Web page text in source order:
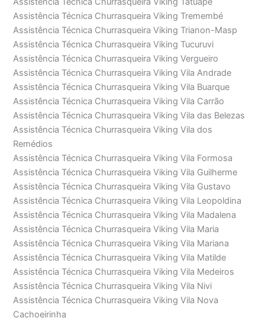
Assistência Técnica Churrasqueira Viking Tremembé
Assistência Técnica Churrasqueira Viking Trianon-Masp
Assistência Técnica Churrasqueira Viking Tucuruvi
Assistência Técnica Churrasqueira Viking Vergueiro
Assistência Técnica Churrasqueira Viking Vila Andrade
Assistência Técnica Churrasqueira Viking Vila Buarque
Assistência Técnica Churrasqueira Viking Vila Carrão
Assistência Técnica Churrasqueira Viking Vila das Belezas
Assistência Técnica Churrasqueira Viking Vila dos
Remédios
Assistência Técnica Churrasqueira Viking Vila Formosa
Assistência Técnica Churrasqueira Viking Vila Guilherme
Assistência Técnica Churrasqueira Viking Vila Gustavo
Assistência Técnica Churrasqueira Viking Vila Leopoldina
Assistência Técnica Churrasqueira Viking Vila Madalena
Assistência Técnica Churrasqueira Viking Vila Maria
Assistência Técnica Churrasqueira Viking Vila Mariana
Assistência Técnica Churrasqueira Viking Vila Matilde
Assistência Técnica Churrasqueira Viking Vila Medeiros
Assistência Técnica Churrasqueira Viking Vila Nivi
Assistência Técnica Churrasqueira Viking Vila Nova
Cachoeirinha